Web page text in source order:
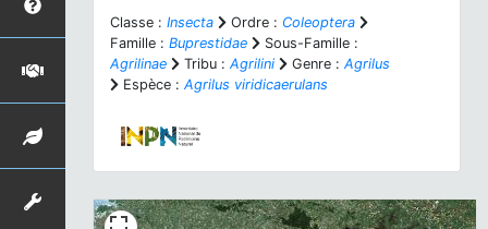
Classe : Insecta Ordre : Coleoptera
Famille : Buprestidae
Sous-Famille :
Agrilinae
Tribu : Agrilini Genre : Agrilus
Espèce : Agrilus viridicaerulans